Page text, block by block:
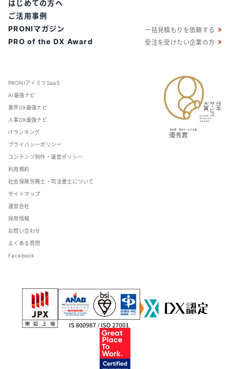
PRONIアイミツSaaS
AI最強ナビ
業界DX最強ナビ
人事DX最強ナビ
ITランキング
プライバシーポリシー
コンテンツ制作・運営ポリシー
利用規約
社会保険労務士・司法書士について
サイトマップ
運営会社
採用情報
お問い合わせ
よくある質問
Facebook
はじめての方へ
ご活用事例
PRONIマガジン
PRO of the DX Award
一括見積もりを依頼する
受注を受けたい企業の方